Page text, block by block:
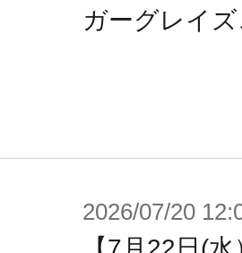
】
うにレイヤー構造化
メージしたコスチュ
ガーグレイ
2026/07/20